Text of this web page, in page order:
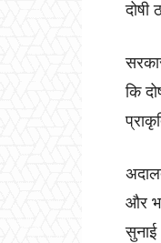
दोषी
कि
और